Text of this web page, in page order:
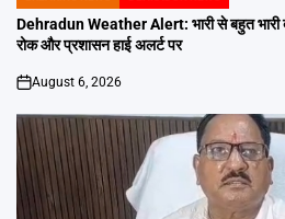
POSTED
IN
Dehradun Weather Alert: भारी से बहुत भारी
रोक और प्रशासन हाई अलर्ट पर
on
August 6, 2026